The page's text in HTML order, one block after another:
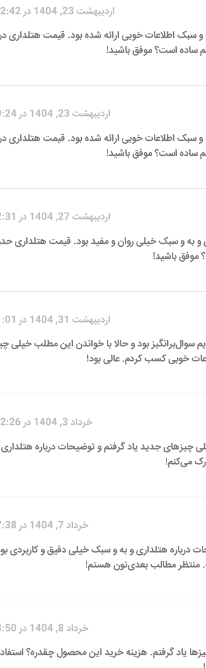
اردیبهشت 23, 1404 در 12:42 ق.ظ
سبک اطلاعات خوبی ارائه شده بود. قیمت هتلداری در
ساده است؟ موفق باشید!
اردیبهشت 23, 1404 در 9:24 ب.ظ
سبک اطلاعات خوبی ارائه شده بود. قیمت هتلداری در
ساده است؟ موفق باشید!
اردیبهشت 27, 1404 در 2:31 ب.ظ
و به و سبک خیلی روان و مفید بود. قیمت هتلداری
موفق باشید!
اردیبهشت 31, 1404 در 1:01 ب.ظ
بود و حالا با خواندن این مطلب خیلی
خوبی کسب کردم. عالی بود!
خرداد 3, 1404 در 12:26 ق.ظ
چیزهای جدید یاد گرفتم و توضیحات درباره
می‌کنم!
خرداد 7, 1404 در 7:38 ب.ظ
درباره هتلداری و به و سبک خیلی دقیق و کاربردی
مطالب بعدی‌تون هستم!
خرداد 8, 1404 در 8:50 ب.ظ
یاد گرفتم. هزینه خرید این محصول چقدره؟